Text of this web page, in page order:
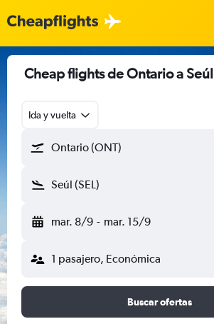
Cheap flights de Ontario a Seúl
Ida y vuelta
Ontario (ONT)
Seúl (SEL)
mar. 8/9 - mar. 15/9
1 pasajero, Económica
Buscar ofertas